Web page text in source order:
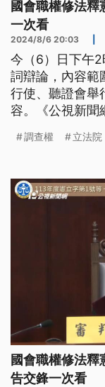
國會職權修法
一次看
2024/8/6 20:03
今（6）日下午
詞辯論，內容範
行使、聽證會舉
容。《公視新聞
調查權 立法院
國會職權修法釋
告交鋒一次看